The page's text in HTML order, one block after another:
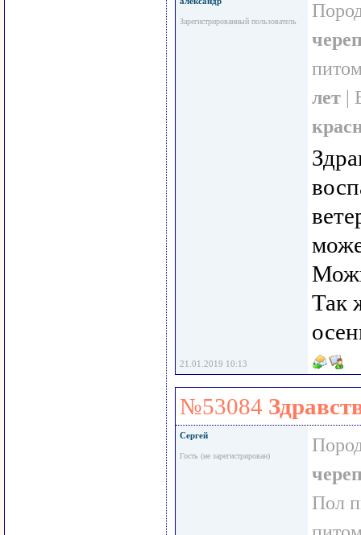
Зарегистрированный пользователь
лет |
Так
21.01.2019 10:13
№53084
Сергей
Гость (не зарегистрирован)
Пол